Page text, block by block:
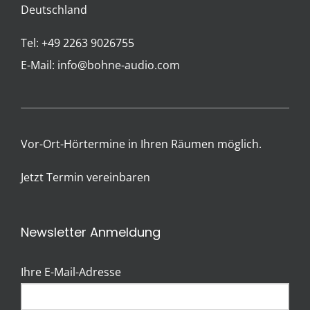
Deutschland
Tel: +49 2263 9026755
E-Mail: info@bohne-audio.com
Vor-Ort-Hörtermine in Ihren Räumen möglich.
Jetzt Termin vereinbaren
Newsletter Anmeldung
Ihre E-Mail-Adresse